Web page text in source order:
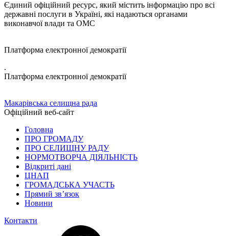
Єдиний офіційний ресурс, який містить інформацію про всі
державні послуги в Україні, які надаються органами
виконавчої влади та ОМС
Платформа електронної демократії
.
Платформа електронної демократії
Макарівська селищна рада
Офіційний веб-сайт
Головна
ПРО ГРОМАДУ
ПРО СЕЛИЩНУ РАДУ
НОРМОТВОРЧА ДІЯЛЬНІСТЬ
Відкриті дані
ЦНАП
ГРОМАДСЬКА УЧАСТЬ
Прямий зв’язок
Новини
Контакти